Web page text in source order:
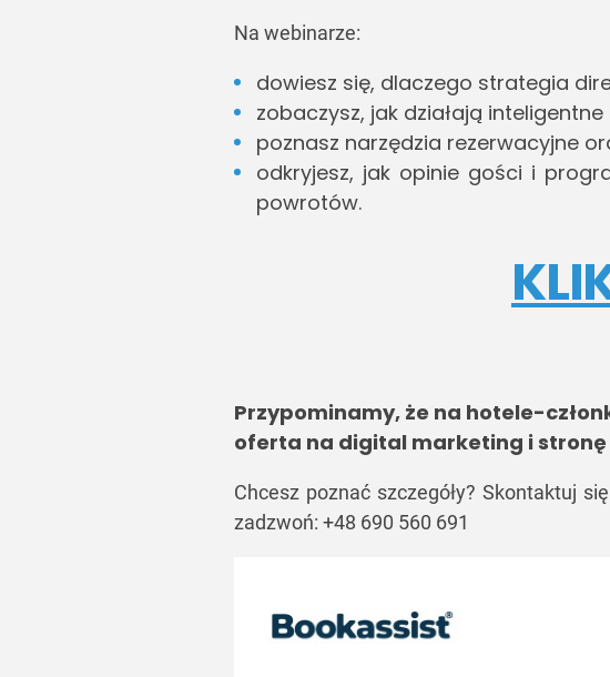
Na webinarze:
dowiesz się, dlaczego strategia
zobaczysz, jak działają
poznasz narzędzia rezerwacyjne
odkryjesz, jak opinie gości i
powrotów.
Przypominamy, że na hotele-
oferta na digital marketing i stronę
Chcesz poznać szczegóły? Skontaktuj
zadzwoń: +48 690 560 691